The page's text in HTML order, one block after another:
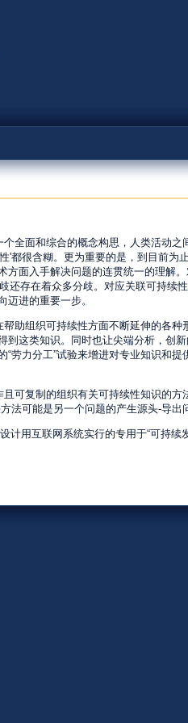
全面和综合的概念构思，人类活动之
'都很含糊。更为重要的是，到目前为
方面入手解决问题的连贯统一的理解
还存在着众多分歧。对应关联可持续
进的重要一步。
助组织可持续性方面不断延伸的各种
到这类知识。同时也让尖端分析，创
劳力分工”试验来增进对专业知识和
可复制的组织有关可持续性知识的方
法可能是另一个问题的产生源头-导出
计用互联网系统实行的专用于“可持续